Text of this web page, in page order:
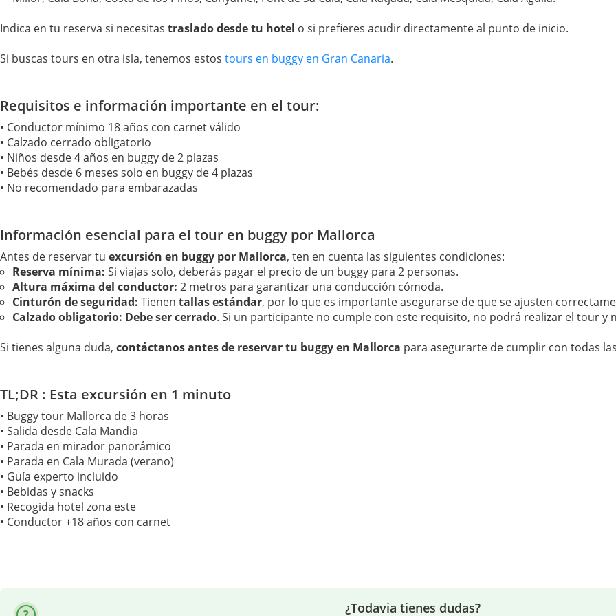
Indica en tu reserva si necesitas traslado desde tu hotel o si prefieres acudir directamente al punto de inicio.
Si buscas tours en otra isla, tenemos estos tours en buggy en Gran Canaria.
Requisitos e información importante en el tour:
• Conductor mínimo 18 años con carnet válido
• Calzado cerrado obligatorio
• Niños desde 4 años en buggy de 2 plazas
• Bebés desde 6 meses solo en buggy de 4 plazas
• No recomendado para embarazadas
Información esencial para el tour en buggy por Mallorca
Antes de reservar tu excursión en buggy por Mallorca, ten en cuenta las siguientes condiciones:
Reserva mínima: Si viajas solo, deberás pagar el precio de un buggy para 2 personas.
Altura máxima del conductor: 2 metros para garantizar una conducción cómoda.
Cinturón de seguridad: Tienen tallas estándar, por lo que es importante asegurarse de que se ajusten
Calzado obligatorio: Debe ser cerrado. Si un participante no cumple con este requisito, no podrá realizar el tour y
Si tienes alguna duda, contáctanos antes de reservar tu buggy en Mallorca para asegurarte de cumplir con todas
TL;DR : Esta excursión en 1 minuto
• Buggy tour Mallorca de 3 horas
• Salida desde Cala Mandia
• Parada en mirador panorámico
• Parada en Cala Murada (verano)
• Guía experto incluido
• Bebidas y snacks
• Recogida hotel zona este
• Conductor +18 años con carnet
¿Todavia tienes dudas?